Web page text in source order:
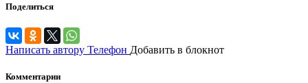
Поделиться
Написать автору Телефон Добавить в блокнот
Комментарии